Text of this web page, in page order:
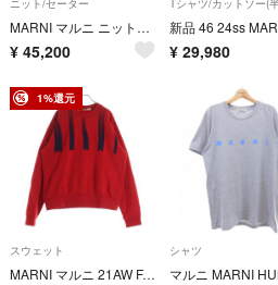
ニット/セーター
MARNI マルニ ニット・セーター M 黒 【古着】【中古】【送料無料】
¥ 45,200 ¥ 29,980
1%還元
スウェット
MARNI マルニ 21AW FADE LOGO CREW SWEAT フェードロゴプリント クルーネックプルオーバースウェットシャツ トレーナー レッド FUMU0074P0 UTC029
シャツ